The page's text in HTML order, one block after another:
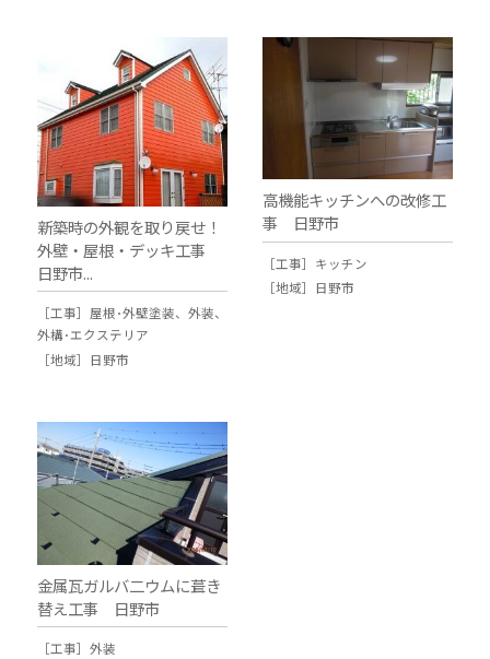
新築時の外観を取り戻せ！
外壁・屋根・デッキ工事
日野市...
［工事］ 屋根･外壁塗装、 外装、
外構･エクステリア
［地域］ 日野市
高機能キッチンへの改修工
事 日野市
［工事］ キッチン
［地域］ 日野市
金属瓦ガルバ二ウムに葺き
替え工事 日野市
［工事］ 外装